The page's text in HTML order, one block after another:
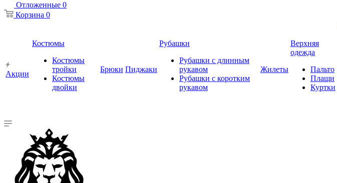
Отложенные 0
Корзина 0
Акции
Костюмы
Костюмы
тройки
Костюмы
двойки
Брюки Пиджаки
Рубашки
Рубашки с длинным
рукавом
Рубашки с коротким
рукавом
Жилеты
Верхняя
одежда
Пальто
Плащи
Куртки